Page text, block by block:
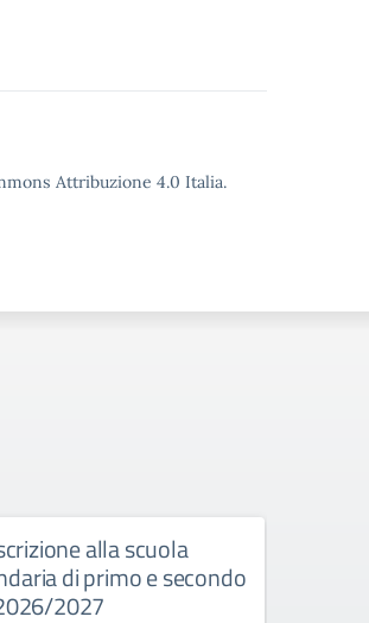
Attribuzione 4.0 Italia.
alla scuola
di primo e secondo
2027